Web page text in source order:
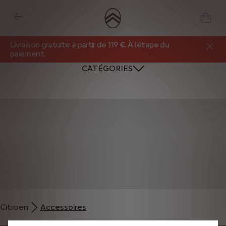
Livraison gratuite à partir de 119 €. À l’étape du
paiement.
CATÉGORIES
Citroen Accessoires
permettent de vous fournir des fonctionnalités essentielles telles que la